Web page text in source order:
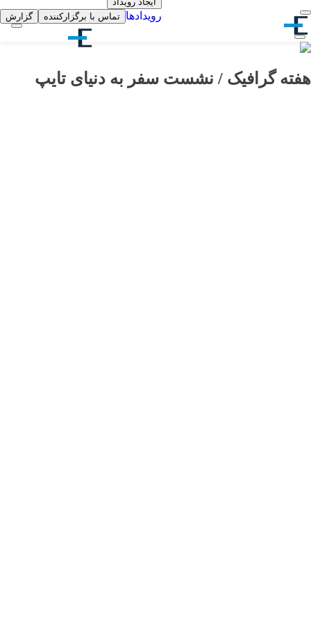
رویدادها تماس با برگزارکننده گزارش
هفته گرافیک / نشست سفر به دنیای تایپ